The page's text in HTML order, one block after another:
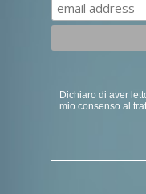
Dichiaro di aver
mio consenso al